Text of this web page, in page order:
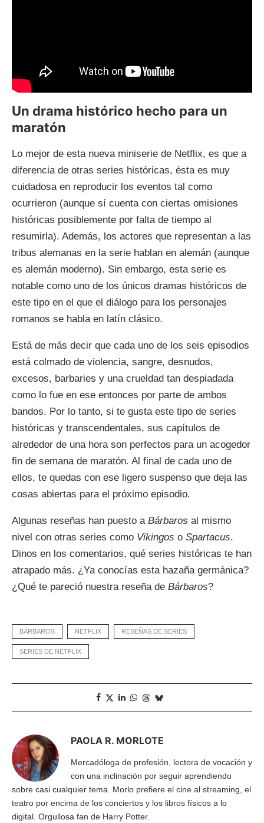
Un drama histórico hecho para un
maratón
Lo mejor de esta nueva miniserie de Netflix, es que a
diferencia de otras series históricas, ésta es muy
cuidadosa en reproducir los eventos tal como
ocurrieron (aunque sí cuenta con ciertas omisiones
históricas posiblemente por falta de tiempo al
resumirla). Además, los actores que representan a las
tribus alemanas en la serie hablan en alemán (aunque
es alemán moderno). Sin embargo, esta serie es
notable como uno de los únicos dramas históricos de
este tipo en el que el diálogo para los personajes
romanos se habla en latín clásico.
Está de más decir que cada uno de los seis episodios
está colmado de violencia, sangre, desnudos,
excesos, barbaries y una crueldad tan despiadada
como lo fue en ese entonces por parte de ambos
bandos. Por lo tanto, si te gusta este tipo de series
históricas y transcendentales, sus capítulos de
alrededor de una hora son perfectos para un acogedor
fin de semana de maratón. Al final de cada uno de
ellos, te quedas con ese ligero suspenso que deja las
cosas abiertas para el próximo episodio.
Algunas reseñas han puesto a Bárbaros al mismo
nivel con otras series como Vikingos o Spartacus.
Dinos en los comentarios, qué series históricas te han
atrapado más. ¿Ya conocías esta hazaña germánica?
¿Qué te pareció nuestra reseña de Bárbaros?
BÁRBAROS NETFLIX RESEÑAS DE SERIES
SERIES DE NETFLIX
PAOLA R. MORLOTE
Mercadóloga de profesión, lectora de vocación y
con una inclinación por seguir aprendiendo
sobre casi cualquier tema. Morlo prefiere el cine al streaming, el
teatro por encima de los conciertos y los libros físicos a lo
digital. Orgullosa fan de Harry Potter.